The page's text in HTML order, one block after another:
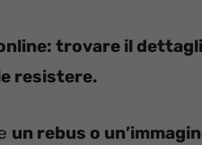
trovare il
resistere.
un rebus o